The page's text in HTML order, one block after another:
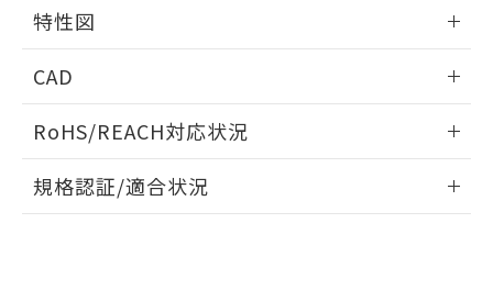
端子配置/内部接続
特性図
電気的寿命曲線
CAD
ドすることができます。
ログイン/会員登録
RoHS/REACH対応状況
EU RoHS 注意事項・凡例
規格認証/適合状況
していることから、特段のことがない限
り、2022年1月12日より割愛しておりま